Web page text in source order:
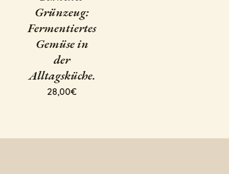
Grünzeug:
Fermentiertes
Gemüse in
der
Alltagsküche.
28,00€